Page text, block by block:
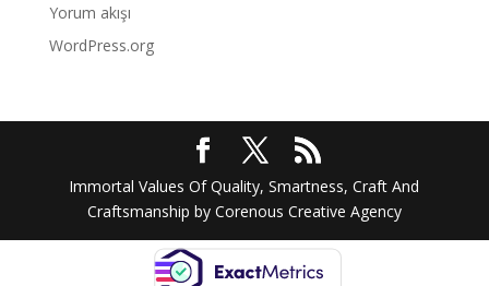
Yorum akışı
WordPress.org
Immortal Values Of Quality, Smartness, Craft And
Craftsmanship by Corenous Creative Agency